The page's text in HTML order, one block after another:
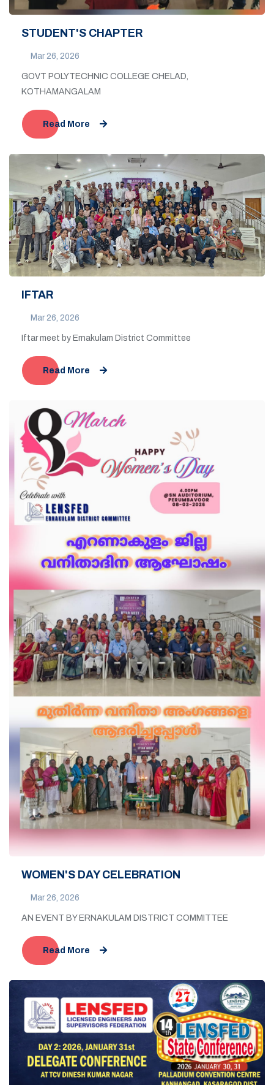
STUDENT'S CHAPTER
Mar 26, 2026
GOVT POLYTECHNIC COLLEGE CHELAD,
KOTHAMANGALAM
Read More
IFTAR
Mar 26, 2026
Iftar meet by Ernakulam District Committee
Read More
WOMEN'S DAY CELEBRATION
Mar 26, 2026
AN EVENT BY ERNAKULAM DISTRICT COMMITTEE
Read More